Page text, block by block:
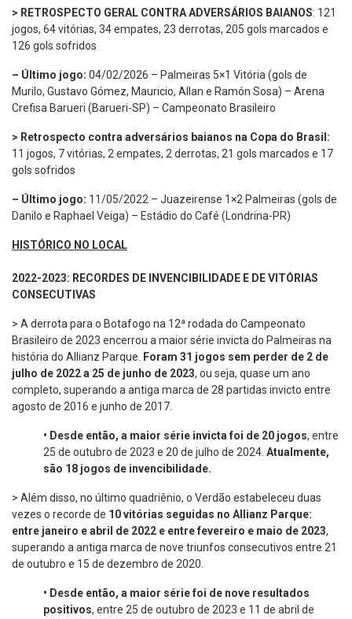
> RETROSPECTO GERAL CONTRA ADVERSÁRIOS BAIANOS: 121
jogos, 64 vitórias, 34 empates, 23 derrotas, 205 gols marcados e
126 gols sofridos
– Último jogo: 04/02/2026 – Palmeiras 5×1 Vitória (gols de
Murilo, Gustavo Gómez, Mauricio, Allan e Ramón Sosa) – Arena
Crefisa Barueri (Barueri-SP) – Campeonato Brasileiro
> Retrospecto contra adversários baianos na Copa do Brasil:
11 jogos, 7 vitórias, 2 empates, 2 derrotas, 21 gols marcados e 17
gols sofridos
– Último jogo: 11/05/2022 – Juazeirense 1×2 Palmeiras (gols de
Danilo e Raphael Veiga) – Estádio do Café (Londrina-PR)
HISTÓRICO NO LOCAL
2022-2023: RECORDES DE INVENCIBILIDADE E DE VITÓRIAS
CONSECUTIVAS
> A derrota para o Botafogo na 12ª rodada do Campeonato
Brasileiro de 2023 encerrou a maior série invicta do Palmeiras na
história do Allianz Parque.
Foram 31 jogos sem perder de 2 de
julho de 2022 a 25 de junho de 2023, ou seja, quase um ano
completo, superando a antiga marca de 28 partidas invicto entre
agosto de 2016 e junho de 2017.
• Desde então, a maior série invicta foi de 20 jogos, entre
25 de outubro de 2023 e 20 de julho de 2024. Atualmente,
são 18 jogos de invencibilidade.
> Além disso, no último quadriênio, o Verdão estabeleceu duas
vezes o recorde de 10 vitórias seguidas no Allianz Parque:
entre janeiro e abril de 2022 e entre fevereiro e maio de 2023,
superando a antiga marca de nove triunfos consecutivos entre 21
de outubro e 15 de dezembro de 2020.
• Desde então, a maior série foi de nove resultados
positivos, entre 25 de outubro de 2023 e 11 de abril de